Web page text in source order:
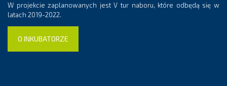
W projekcie zaplanowanych jest V tur naboru, które odbędą się w
latach 2019-2022.
O INKUBATORZE